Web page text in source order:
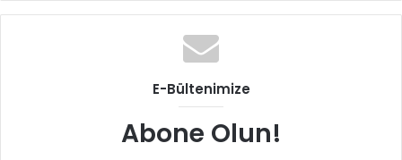
E-Bültenimize
Abone Olun!